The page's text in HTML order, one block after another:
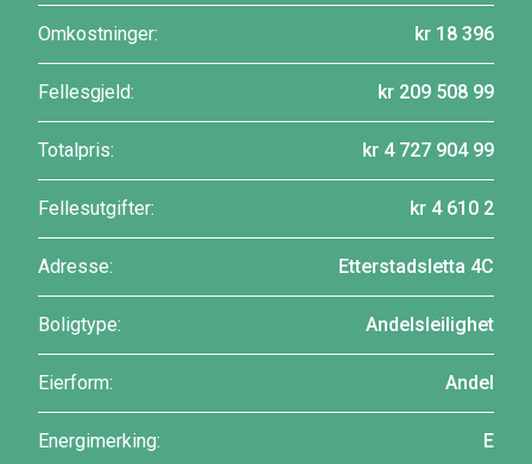
Omkostninger: kr 18 396
Fellesgjeld: kr 209 508 99
Totalpris: kr 4 727 904 99
Fellesutgifter: kr 4 610 2
Adresse: Etterstadsletta 4C
Boligtype: Andelsleilighet
Eierform: Andel
Energimerking: E